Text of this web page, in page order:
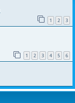
1 2 3
1 2 3 4 5 6